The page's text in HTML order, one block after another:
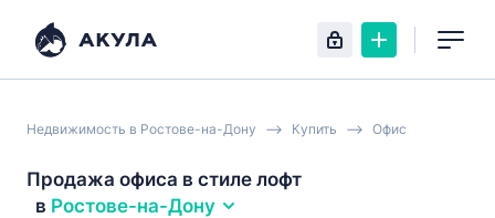
Недвижимость в Ростове-на-Дону Купить Офис
Продажа офиса в стиле лофт
в Ростове-на-Дону